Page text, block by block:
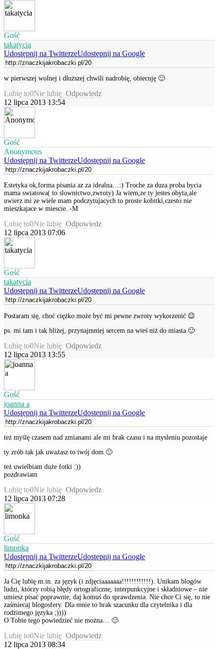
Gość
takatycia
Udostępnij na TwitterzeUdostępnij na Google
w pierwszej wolnej i dłuższej chwili nadrobię, obiecuję 🙂
Lubię to0Nie lubię Odpowiedz
12 lipca 2013 13:54
Gość
Anonymous
Udostępnij na TwitterzeUdostępnij na Google
Estetyka ok,forma pisania az za idealna…:) Troche za duza proba bycia
mama swiatowa( to slownictwo,zwroty) Ja wiem,ze ty jestes obyta,ale
uwierz mi ze wiele mam podczytujacych to proste kobitki,czesto nie
mieszkajace w miescie..-M
Lubię to0Nie lubię Odpowiedz
12 lipca 2013 07:06
Gość
takatycia
Udostępnij na TwitterzeUdostępnij na Google
Postaram się, choć ciężko może być mi pewne zwroty wykorzenić 😉
ps. mi tam i tak bliżej, przynajmniej sercem na wieś niż do miasta 🙂
Lubię to0Nie lubię Odpowiedz
12 lipca 2013 13:55
Gość
joanna a
Udostępnij na TwitterzeUdostępnij na Google
też myślę czasem nad zmianami ale mi brak czasu i na mysleniu pozostaje
ty zrób tak jak uważasz to twój dom 🙂
też uwielbiam duże fotki :))
pozdrawiam
Lubię to0Nie lubię Odpowiedz
12 lipca 2013 07:28
Gość
limonka
Udostępnij na TwitterzeUdostępnij na Google
Ja Cię lubię m.in. za język (i zdjęciaaaaaaa!!!!!!!!!!!!). Unikam blogów
ludzi, którzy robią błędy ortograficzne, interpunkcyjne i składniowe – nie
umiesz pisać poprawnie, daj komuś do sprawdzenia. Nie chce Ci się, to nie
zaśmiecaj blogosfery. Dla mnie to brak szacunku dla czytelnika i dla
rodzimego języka ;))))
O Tobie tego powiedzieć nie można… 🙂
Lubię to0Nie lubię Odpowiedz
12 lipca 2013 08:34